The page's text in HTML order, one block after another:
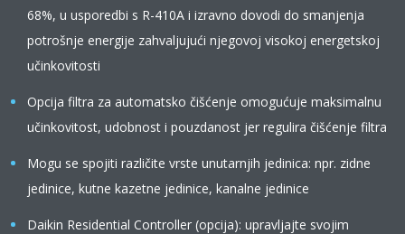
68%, u usporedbi s R-410A i izravno dovodi do smanjenja
potrošnje energije zahvaljujući njegovoj visokoj energetskoj
učinkovitosti
Opcija filtra za automatsko čišćenje omogućuje maksimalnu
učinkovitost, udobnost i pouzdanost jer regulira čišćenje filtra
Mogu se spojiti različite vrste unutarnjih jedinica: npr. zidne
jedinice, kutne kazetne jedinice, kanalne jedinice
Daikin Residential Controller (opcija): upravljajte svojim